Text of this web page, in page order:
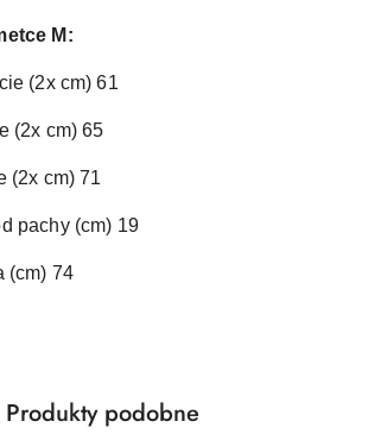
M:
(2x cm) 61
(2x cm) 65
(2x cm) 71
pachy (cm) 19
(cm) 74
produktów
Produkty
Produkty podobne